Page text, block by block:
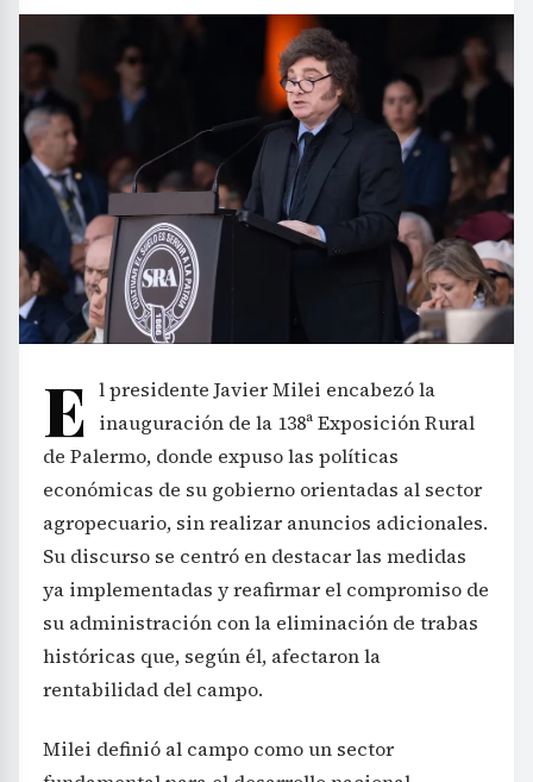
E l presidente Javier Milei encabezó la
inauguración de la 138ª Exposición Rural
de Palermo, donde expuso las políticas
económicas de su gobierno orientadas al sector
agropecuario, sin realizar anuncios adicionales.
Su discurso se centró en destacar las medidas
ya implementadas y reafirmar el compromiso de
su administración con la eliminación de trabas
históricas que, según él, afectaron la
rentabilidad del campo.
Milei definió al campo como un sector